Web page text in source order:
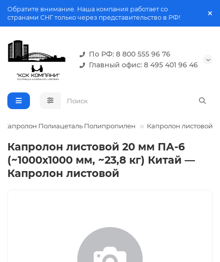
Обратите внимание. Наша компания работает со
странами СНГ только через представительство в РФ!
По РФ: 8 800 555 96 76
Главный офис: 8 495 401 96 46
Капролон Полиацеталь Полипропилен Капролон листовой
Капролон листовой 20 мм ПА-6
(~1000х1000 мм, ~23,8 кг) Китай —
Капролон листовой